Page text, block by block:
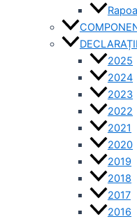
2025
2024
2023
2022
2021
2020
2019
2018
2017
2016